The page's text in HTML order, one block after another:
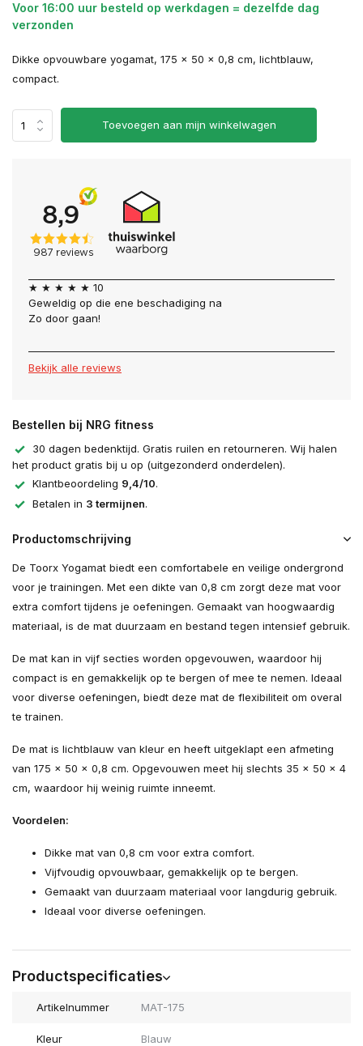
Voor 16:00 uur besteld op werkdagen = dezelfde dag
verzonden
Dikke opvouwbare yogamat, 175 x 50 x 0,8 cm, lichtblauw,
compact.
Toevoegen aan mijn winkelwagen
★ ★ ★ ★ ★ 10
Geweldig op die ene beschadiging na
Zo door gaan!
Bekijk alle reviews
Bestellen bij NRG fitness
30 dagen bedenktijd. Gratis ruilen en retourneren. Wij halen
het product gratis bij u op (uitgezonderd onderdelen).
Klantbeoordeling 9,4/10.
Betalen in 3 termijnen.
Productomschrijving
De Toorx Yogamat biedt een comfortabele en veilige ondergrond
voor je trainingen. Met een dikte van 0,8 cm zorgt deze mat voor
extra comfort tijdens je oefeningen. Gemaakt van hoogwaardig
materiaal, is de mat duurzaam en bestand tegen intensief gebruik.
De mat kan in vijf secties worden opgevouwen, waardoor hij
compact is en gemakkelijk op te bergen of mee te nemen. Ideaal
voor diverse oefeningen, biedt deze mat de flexibiliteit om overal
te trainen.
De mat is lichtblauw van kleur en heeft uitgeklapt een afmeting
van 175 x 50 x 0,8 cm. Opgevouwen meet hij slechts 35 x 50 x 4
cm, waardoor hij weinig ruimte inneemt.
Voordelen:
Dikke mat van 0,8 cm voor extra comfort.
Vijfvoudig opvouwbaar, gemakkelijk op te bergen.
Gemaakt van duurzaam materiaal voor langdurig gebruik.
Ideaal voor diverse oefeningen.
Productspecificaties
Artikelnummer MAT-175
Kleur Blauw